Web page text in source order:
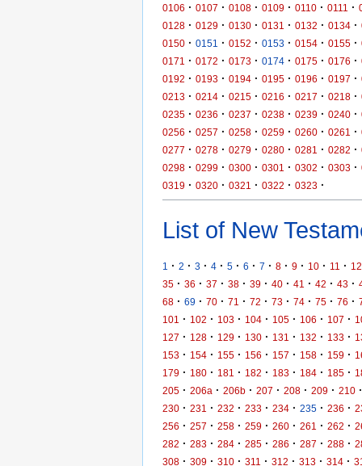
0106 · 0107 · 0108 · 0109 · 0110 · 0111 ·
0128 · 0129 · 0130 · 0131 · 0132 · 0134 ·
0150 · 0151 · 0152 · 0153 · 0154 · 0155 ·
0171
· 0172 · 0173 · 0174 · 0175 · 0176 ·
0192 · 0193 · 0194 · 0195 · 0196 · 0197 ·
0213 · 0214 · 0215 · 0216 · 0217 · 0218 ·
0235 · 0236 · 0237 · 0238 · 0239 · 0240 ·
0256 · 0257 · 0258 · 0259 · 0260 · 0261 ·
0277 · 0278 · 0279 · 0280 · 0281 · 0282 ·
0298 · 0299 · 0300 · 0301 · 0302 · 0303 ·
0319 · 0320 · 0321 · 0322 · 0323 ·
List of New
1 · 2 · 3 · 4 · 5 · 6 · 7 · 8 · 9 · 10 · 11 · 12
35 · 36 · 37 · 38 · 39 · 40 · 41 · 42 · 43 ·
68 · 69 · 70 · 71 · 72 · 73 · 74 · 75 · 76 ·
101
· 102 · 103 · 104 · 105 · 106 · 107 ·
127 · 128 · 129 · 130 · 131 · 132 · 133 ·
153 · 154 · 155 · 156 · 157 · 158 · 159 ·
179 · 180 · 181 · 182 · 183 · 184 · 185 ·
205 · 206a · 206b · 207 · 208 · 209 · 210 ·
230 · 231 · 232 · 233 · 234 · 235 · 236 ·
256 · 257 · 258 · 259 · 260 · 261 · 262 ·
282 · 283 · 284 · 285 · 286 · 287 · 288 ·
308 · 309 · 310 · 311 · 312 · 313 · 314 ·